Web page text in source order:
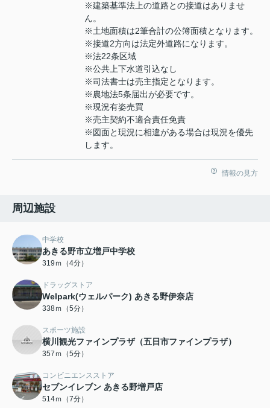
※建築基準法上の道路との接道はありませ
ん。
※土地面積は2筆合計の公簿面積となります。
※接道2方向は法定外道路になります。
※法22条区域
※公共上下水道引込なし
※司法書士は売主指定となります。
※農地法5条届出が必要です。
※現況有姿売買
※売主契約不適合責任免責
※図面と現況に相違がある場合は現況を優先
します。
情報の見方
周辺施設
中学校
あきる野市立増戸中学校
319ｍ（4分）
ドラッグストア
Welpark(ウェルパーク) あきる野伊奈店
338ｍ（5分）
スポーツ施設
横川観光ファインプラザ（五日市ファインプラザ）
357ｍ（5分）
コンビニエンスストア
セブンイレブン あきる野増戸店
514ｍ（7分）